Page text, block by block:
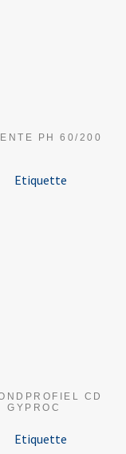
PH 60/200
CD
GYPROC